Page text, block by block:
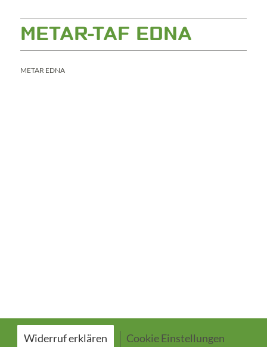
METAR-TAF EDNA
METAR EDNA
Widerruf erklären Cookie Einstellungen